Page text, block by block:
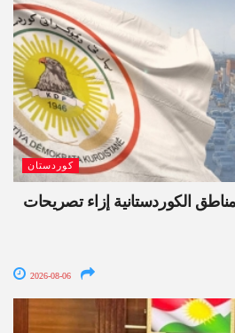
كوردستان
الكوردستانية إزاء تصريحات
2026-08-06